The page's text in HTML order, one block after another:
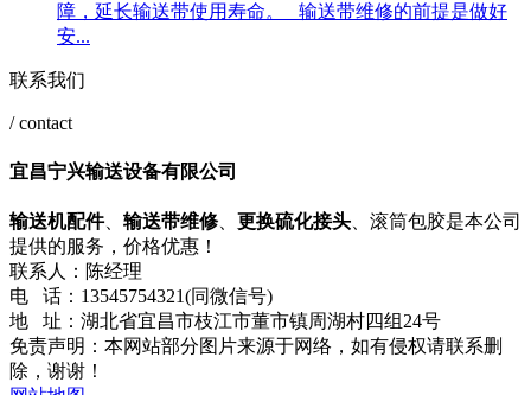
障，延长输送带使用寿命。 输送带维修的前提是做好
安...
联系我们
/ contact
宜昌宁兴输送设备有限公司
输送机配件、 输送带维修 更换硫化接头 、滚筒包胶是本公司
提供的服务，价格优惠！
联系人：陈经理
电 话：13545754321(同微信号)
地 址：湖北省宜昌市枝江市董市镇周湖村四组24号
免责声明：本网站部分图片来源于网络，如有侵权请联系删
除，谢谢！